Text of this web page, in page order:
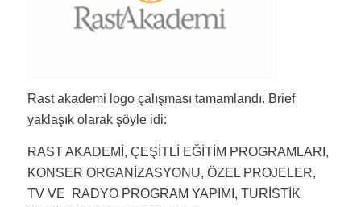
Rast akademi logo çalışması tamamlandı. Brief
yaklaşık olarak şöyle idi:
RAST AKADEMİ, ÇEŞİTLİ EĞİTİM PROGRAMLARI,
KONSER ORGANİZASYONU, ÖZEL PROJELER,
TV VE RADYO PROGRAM YAPIMI, TURİSTİK